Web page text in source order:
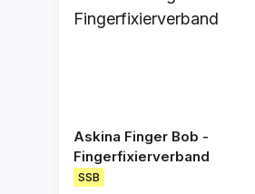
Askina Finger Bob -
Fingerfixierverband
SSB